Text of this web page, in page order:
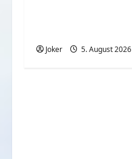
Joker 5. August 2026